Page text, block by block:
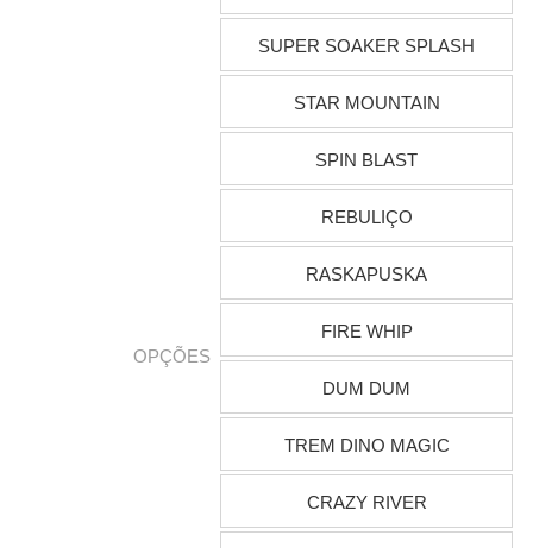
OPÇÕES
SUPER SOAKER SPLASH
STAR MOUNTAIN
SPIN BLAST
REBULIÇO
RASKAPUSKA
FIRE WHIP
DUM DUM
TREM DINO MAGIC
CRAZY RIVER